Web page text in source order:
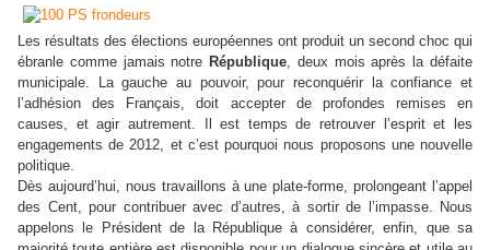
Les résultats des élections européennes ont produit un second choc qui
ébranle comme jamais notre République, deux mois après la défaite
municipale.
La gauche au pouvoir, pour reconquérir la confiance et
l’adhésion des Français, doit accepter de profondes remises en
causes, et agir autrement. Il est temps de retrouver l’esprit et les
engagements de 2012, et c’est pourquoi nous proposons une nouvelle
politique.
Dès aujourd’hui, nous travaillons à une plate-forme, prolongeant l’appel
des Cent, pour contribuer avec d’autres, à sortir de l’impasse. Nous
appelons le Président de la République à considérer, enfin, que sa